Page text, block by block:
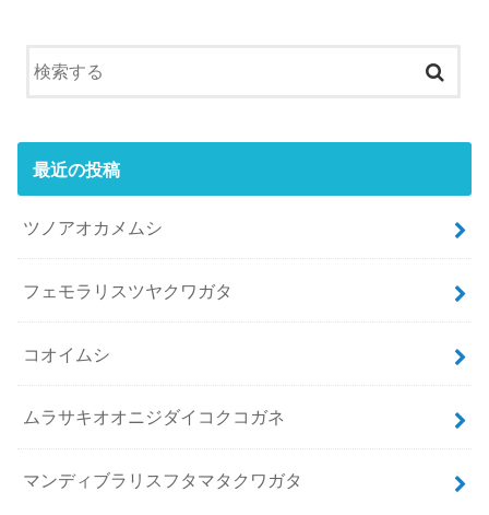
最近の投稿
ツノアオカメムシ
フェモラリスツヤクワガタ
コオイムシ
ムラサキオオニジダイコクコガネ
マンディブラリスフタマタクワガタ